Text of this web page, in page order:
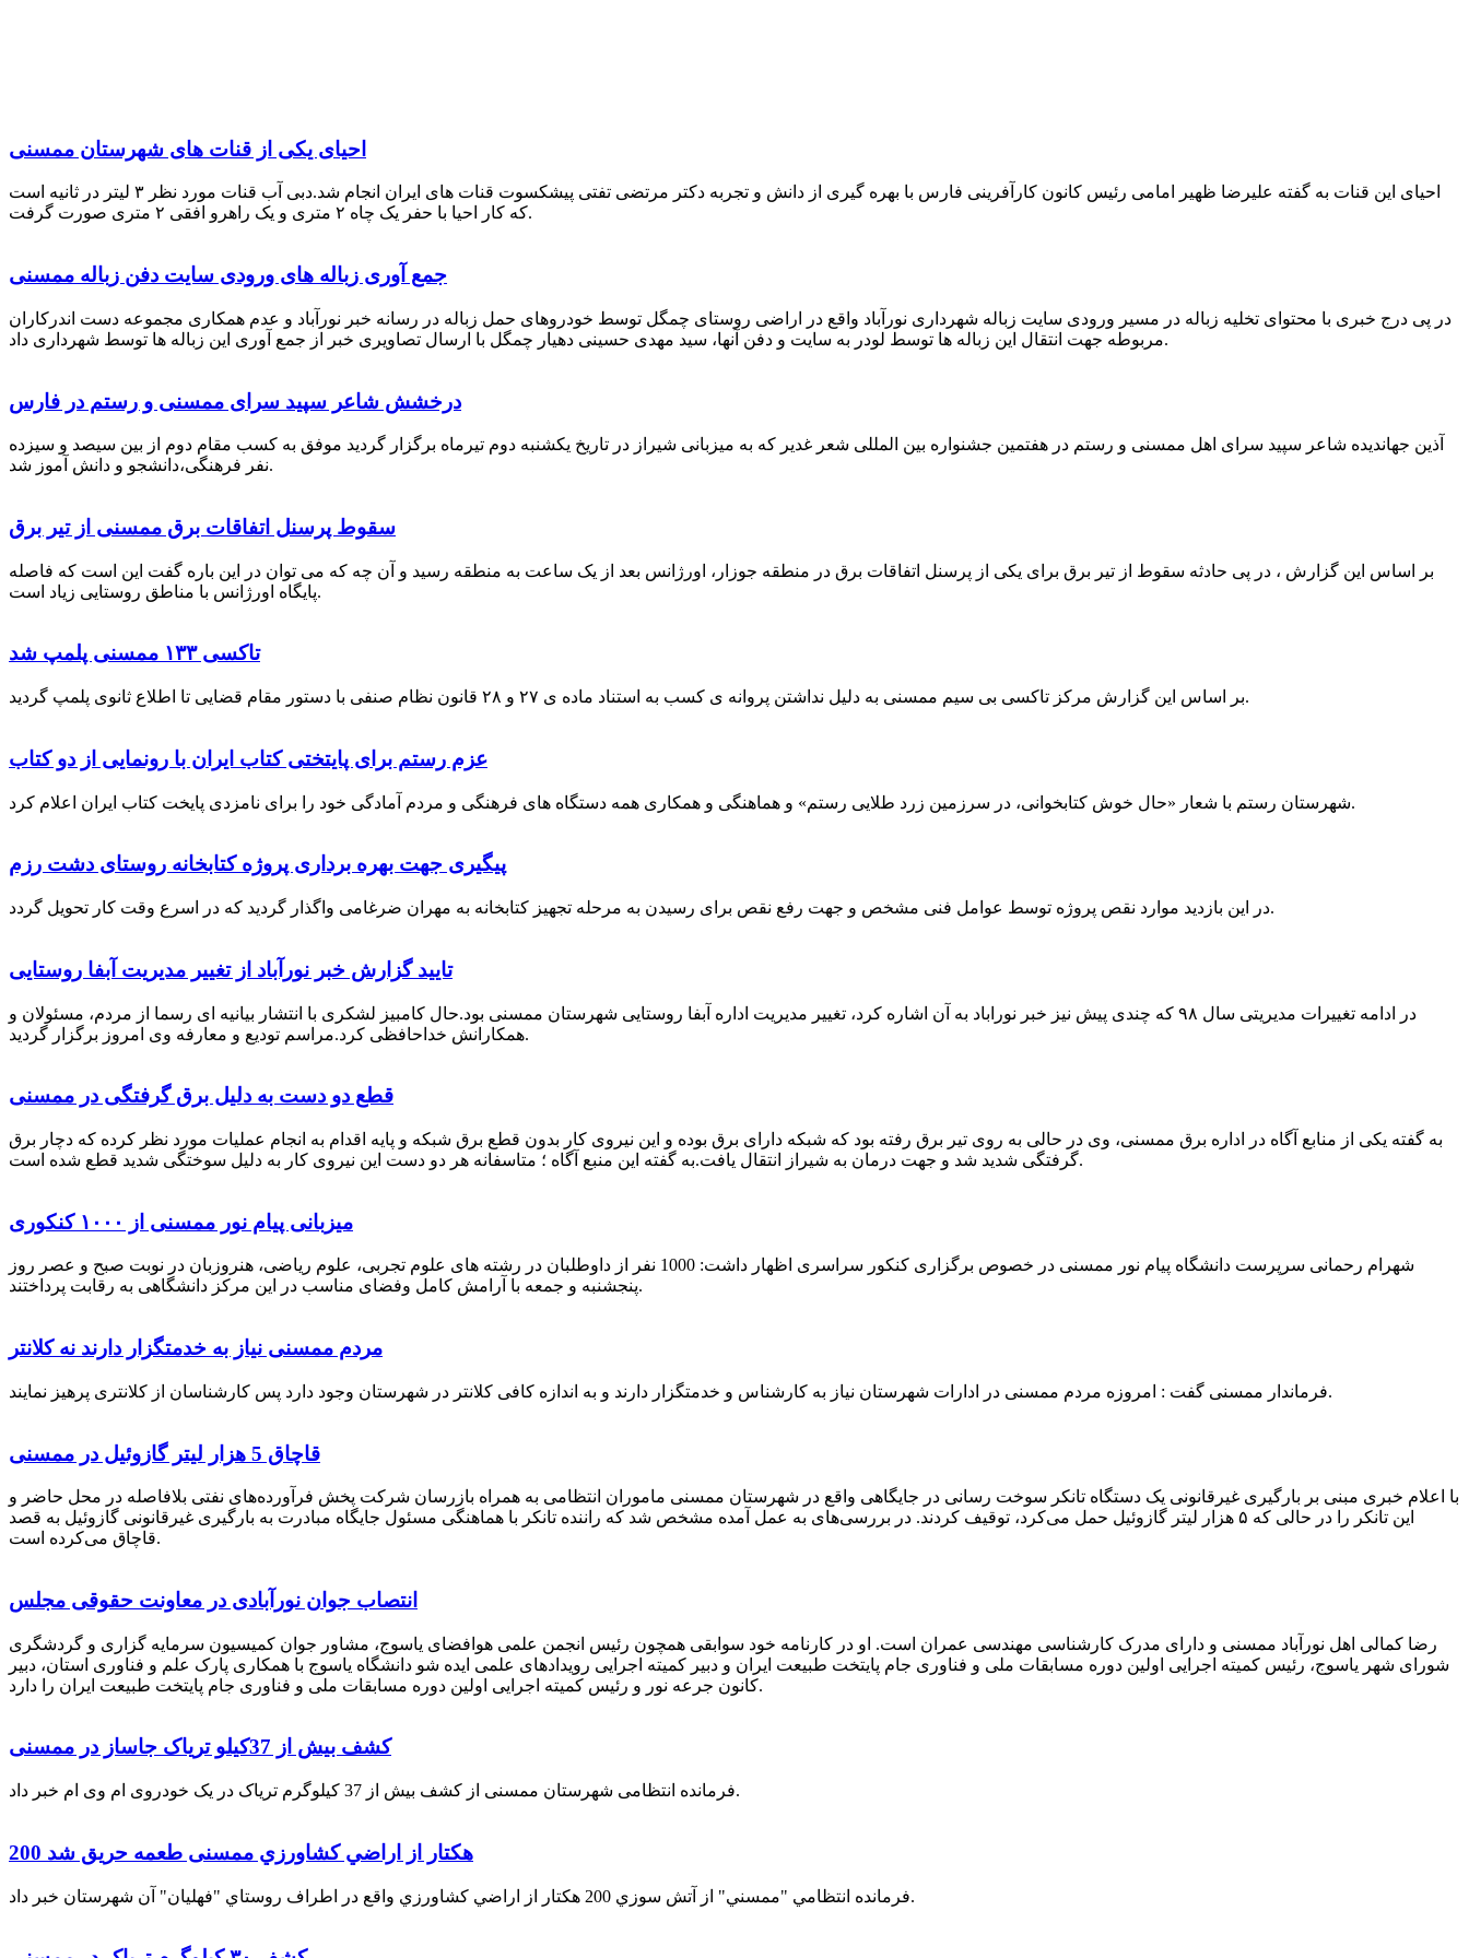
احیای یکی از قنات های شهرستان ممسنی
احیای این قنات به گفته علیرضا ظهیر امامی رئیس کانون کارآفرینی فارس با بهره گیری از دانش و تجربه دکتر مرتضی تفتی پیشکسوت قنات های ایران انجام شد.دبی آب قنات مورد نظر ۳ لیتر در ثانیه است
که کار احیا با حفر یک چاه ۲ متری و یک راهرو افقی ۲ متری صورت گرفت.
جمع آوری زباله های ورودی سایت دفن زباله ممسنی
در پی درج خبری با محتوای تخلیه زباله در مسیر ورودی سایت زباله شهرداری نورآباد واقع در اراضی روستای چمگل توسط خودروهای حمل زباله در رسانه خبر نورآباد و عدم همکاری مجموعه دست اندرکاران
مربوطه جهت انتقال این زباله ها توسط لودر به سایت و دفن آنها، سید مهدی حسینی دهیار چمگل با ارسال تصاویری خبر از جمع آوری این زباله ها توسط شهرداری داد.
درخشش شاعر سپید سرای ممسنی و رستم در فارس
آذین جهاندیده شاعر سپید سرای اهل ممسنی و رستم در هفتمین جشنواره بین المللی شعر غدیر که به میزبانی شیراز در تاریخ یکشنبه دوم تیرماه برگزار گردید موفق به کسب مقام دوم از بین سیصد و سیزده
نفر فرهنگی،دانشجو و دانش آموز شد.
سقوط پرسنل اتفاقات برق ممسنی از تیر برق
بر اساس این گزارش ، در پی حادثه سقوط از تیر برق برای یکی از پرسنل اتفاقات برق در منطقه جوزار، اورژانس بعد از یک ساعت به منطقه رسید و آن چه که می توان در این باره گفت این است که فاصله
پایگاه اورژانس با مناطق روستایی زیاد است.
تاکسی ۱۳۳ ممسنی پلمپ شد
بر اساس این گزارش مرکز تاکسی بی سیم ممسنی به دلیل نداشتن پروانه ی کسب به استناد ماده ی ۲۷ و ۲۸ قانون نظام صنفی با دستور مقام قضایی تا اطلاع ثانوی پلمپ گردید.
عزم رستم برای پایتختی کتاب ایران با رونمایی از دو کتاب
شهرستان رستم با شعار «حال خوش کتابخوانی، در سرزمین زرد طلایی رستم» و هماهنگی و همکاری همه دستگاه های فرهنگی و مردم آمادگی خود را برای نامزدی پایخت کتاب ایران اعلام کرد.
پیگیری جهت بهره برداری پروژه کتابخانه روستای دشت رزم
در این بازدید موارد نقص پروژه توسط عوامل فنی مشخص و جهت رفع نقص برای رسیدن به مرحله تجهیز کتابخانه به مهران ضرغامی واگذار گردید که در اسرع وقت کار تحویل گردد.
تایید گزارش خبر نورآباد از تغییر مدیریت آبفا روستایی
در ادامه تغییرات مدیریتی سال ۹۸ که چندی پیش نیز خبر نوراباد به آن اشاره کرد، تغییر مدیریت اداره آبفا روستایی شهرستان ممسنی بود.حال کامبیز لشکری با انتشار بیانیه ای رسما از مردم، مسئولان و
همکارانش خداحافظی کرد.مراسم تودیع و معارفه وی امروز برگزار گردید.
قطع دو دست به دلیل برق گرفتگی در ممسنی
به گفته یکی از منابع آگاه در اداره برق ممسنی، وی در حالی به روی تیر برق رفته بود که شبکه دارای برق بوده و این نیروی کار بدون قطع برق شبکه و پایه اقدام به انجام عملیات مورد نظر کرده که دچار برق
گرفتگی شدید شد و جهت درمان به شیراز انتقال یافت.به گفته این منبع آگاه ؛ متاسفانه هر دو دست این نیروی کار به دلیل سوختگی شدید قطع شده است.
میزبانی پیام نور ممسنی از ۱۰۰۰ کنکوری
شهرام رحمانی سرپرست دانشگاه پیام نور ممسنی در خصوص برگزاری کنکور سراسری اظهار داشت: 1000 نفر از داوطلبان در رشته های علوم تجربی، علوم ریاضی، هنروزبان در نوبت صبح و عصر روز
پنجشنبه و جمعه با آرامش کامل وفضای مناسب در این مرکز دانشگاهی به رقابت پرداختند.
مردم ممسنی نیاز به خدمتگزار دارند نه کلانتر
فرماندار ممسنی گفت : امروزه مردم ممسنی در ادارات شهرستان نیاز به کارشناس و خدمتگزار دارند و به اندازه کافی کلانتر در شهرستان وجود دارد پس کارشناسان از کلانتری پرهیز نمایند.
قاچاق 5 هزار لیتر گازوئیل در ممسنی
با اعلام خبری مبنی بر بارگیری غیرقانونی یک دستگاه تانکر سوخت رسانی در جایگاهی واقع در شهرستان ممسنی ماموران انتظامی به همراه بازرسان شرکت پخش فرآورده‌های نفتی بلافاصله در محل حاضر و
این تانکر را در حالی که ۵ هزار لیتر گازوئیل حمل می‌کرد، توقیف کردند. در بررسی‌های به عمل آمده مشخص شد که راننده تانکر با هماهنگی مسئول جایگاه مبادرت به بارگیری غیرقانونی گازوئیل به قصد
قاچاق می‌کرده است.
انتصاب جوان نورآبادی در معاونت حقوقی مجلس
رضا کمالی اهل نورآباد ممسنی و دارای مدرک کارشناسی مهندسی عمران است. او در کارنامه خود سوابقی همچون رئیس انجمن علمی هوافضای یاسوج، مشاور جوان کمیسیون سرمایه گزاری و گردشگری
شورای شهر یاسوج، رئیس کمیته اجرایی اولین دوره مسابقات ملی و فناوری جام پایتخت طبیعت ایران و دبیر کمیته اجرایی رویدادهای علمی ایده شو دانشگاه یاسوج با همکاری پارک علم و فناوری استان، دبیر
کانون جرعه نور و رئیس کمیته اجرایی اولین دوره مسابقات ملی و فناوری جام پایتخت طبیعت ایران را دارد.
کشف بیش از 37کیلو تریاک جاساز در ممسنی
فرمانده انتظامی شهرستان ممسنی از کشف بیش از 37 کیلوگرم تریاک در یک خودروی ام وی ام خبر داد.
200 هكتار از اراضي كشاورزي ممسنی طعمه حریق شد
فرمانده انتظامي "ممسني" از آتش سوزي 200 هكتار از اراضي كشاورزي واقع در اطراف روستاي "فهلیان" آن شهرستان خبر داد.